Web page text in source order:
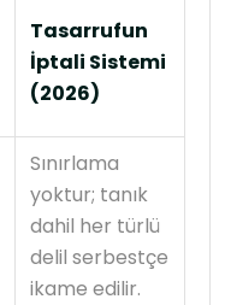
Tasarrufun
İptali Sistemi
(2026)
Sınırlama
yoktur; tanık
dahil her türlü
delil serbestçe
ikame edilir.